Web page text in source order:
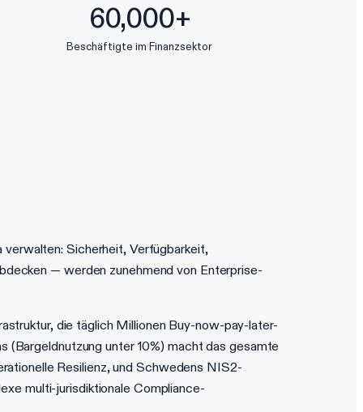
60,000+
Beschäftigte im Finanzsektor
Sicherheit, Verfügbarkeit,
— werden zunehmend von Enterprise-
die täglich Millionen Buy-now-pay-later-
unter 10%) macht das gesamte
Resilienz, und Schwedens NIS2-
multi-jurisdiktionale Compliance-